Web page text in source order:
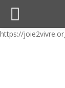
https://